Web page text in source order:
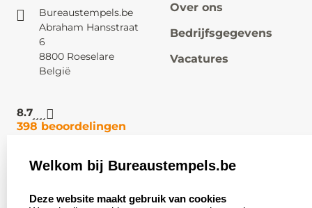
Bureaustempels.be
Abraham Hansstraat
6
8800 Roeselare
België
8.7
398 beoordelingen
Over ons
Bedrijfsgegevens
Vacatures
Klantenservice:
Contact
Zakelijk:
Aanvraag op maat
Welkom bij Bureaustempels.be
Deze website maakt gebruik van cookies